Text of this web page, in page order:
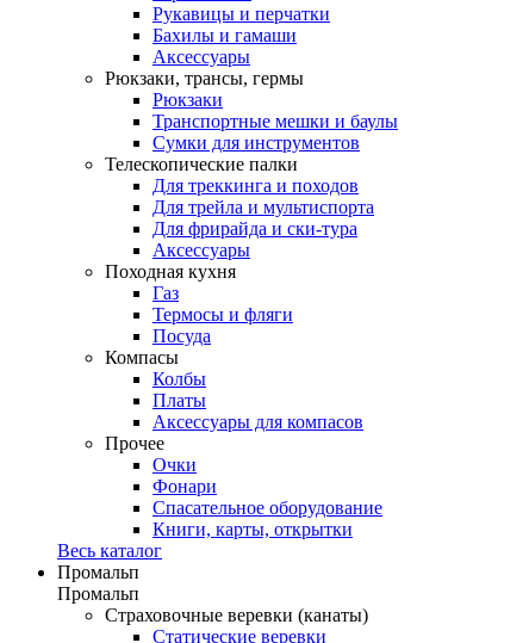
Рукавицы и перчатки
Бахилы и гамаши
Аксессуары
Рюкзаки, трансы, гермы
Рюкзаки
Транспортные мешки и баулы
Сумки для инструментов
Телескопические палки
Для треккинга и походов
Для трейла и мультиспорта
Для фрирайда и ски-тура
Аксессуары
Походная кухня
Газ
Термосы и фляги
Посуда
Компасы
Колбы
Платы
Аксессуары для компасов
Прочее
Очки
Фонари
Спасательное оборудование
Книги, карты, открытки
Весь каталог
Промальп
Промальп
Страховочные веревки (канаты)
Статические веревки